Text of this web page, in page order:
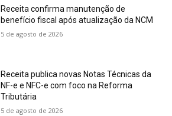
Receita confirma manutenção de
benefício fiscal após atualização da NCM
5 de agosto de 2026
Receita publica novas Notas Técnicas da
NF-e e NFC-e com foco na Reforma
Tributária
5 de agosto de 2026